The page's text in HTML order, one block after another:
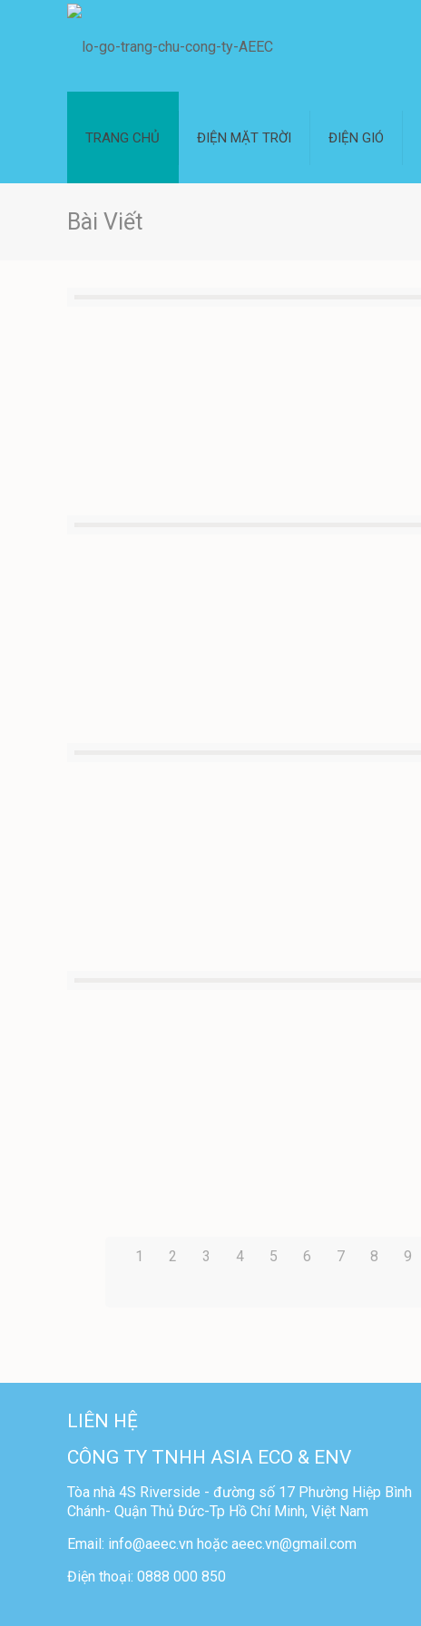
TRANG CHỦ ĐIỆN MẶT TRỜI ĐIỆN GIÓ
Bài Viết
1 2 3 4 5 6 7 8 9
LIÊN HỆ
CÔNG TY TNHH ASIA ECO & ENV
Tòa nhà 4S Riverside - đường số 17 Phường Hiệp Bình
Chánh- Quận Thủ Đức-Tp Hồ Chí Minh, Việt Nam
Email: info@aeec.vn hoặc aeec.vn@gmail.com
Điện thoại: 0888 000 850